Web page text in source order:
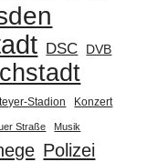
DSC DVB
Stadion
Konzert
Straße Musik
Polizei